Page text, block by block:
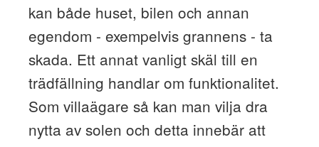
kan både huset, bilen och annan
egendom - exempelvis grannens - ta
skada. Ett annat vanligt skäl till en
trädfällning handlar om funktionalitet.
Som villaägare så kan man vilja dra
nytta av solen och detta innebär att